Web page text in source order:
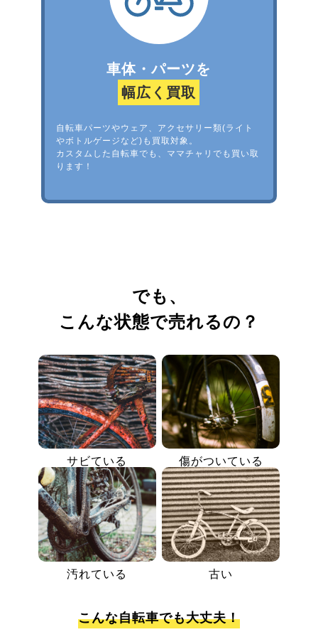
車体・パーツを
幅広く買取
自転車パーツやウェア、アクセサリー類(ライト
やボトルゲージなど)も買取対象。
カスタムした自転車でも、ママチャリでも買い取
ります！
でも、
こんな状態で売れるの？
サビている 傷がついている
汚れている 古い
こんな自転車でも大丈夫！